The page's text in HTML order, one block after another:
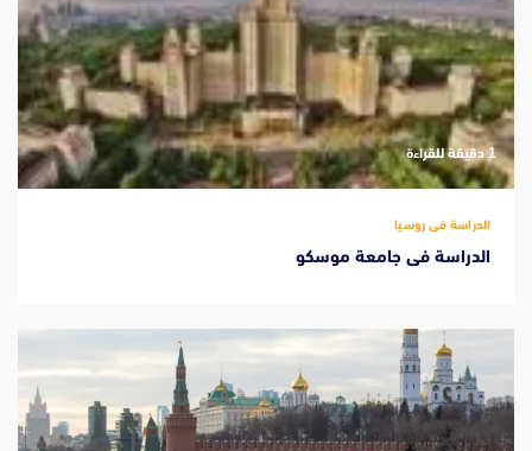
‫1 دقيقة للقراءة
الدراسة فى روسيا
الدراسة فى جامعة موسكو